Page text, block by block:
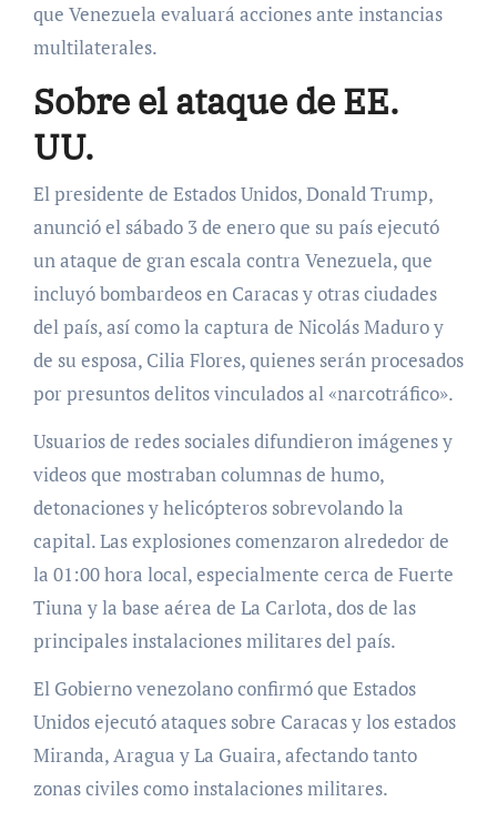
que Venezuela evaluará acciones ante instancias
multilaterales.
Sobre el ataque de EE.
UU.
El presidente de Estados Unidos, Donald Trump,
anunció el sábado 3 de enero que su país ejecutó
un ataque de gran escala contra Venezuela, que
incluyó bombardeos en Caracas y otras ciudades
del país, así como la captura de Nicolás Maduro y
de su esposa, Cilia Flores, quienes serán procesados
por presuntos delitos vinculados al «narcotráfico».
Usuarios de redes sociales difundieron imágenes y
videos que mostraban columnas de humo,
detonaciones y helicópteros sobrevolando la
capital. Las explosiones comenzaron alrededor de
la 01:00 hora local, especialmente cerca de Fuerte
Tiuna y la base aérea de La Carlota, dos de las
principales instalaciones militares del país.
El Gobierno venezolano confirmó que Estados
Unidos ejecutó ataques sobre Caracas y los estados
Miranda, Aragua y La Guaira, afectando tanto
zonas civiles como instalaciones militares.